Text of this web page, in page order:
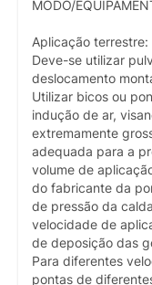
MODO/
Aplicação terrestre:
Deve-se utilizar
deslocamento
Utilizar bicos ou
indução de ar,
extremamente
adequada para a
volume de
do fabricante da
de pressão da
velocidade de
de deposição das
Para diferentes
pontas de